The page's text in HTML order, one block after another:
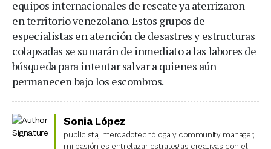
equipos internacionales de rescate ya aterrizaron
en territorio venezolano. Estos grupos de
especialistas en atención de desastres y estructuras
colapsadas se sumarán de inmediato a las labores de
búsqueda para intentar salvar a quienes aún
permanecen bajo los escombros.
Sonia López
publicista, mercadotecnóloga y community manager,
mi pasión es entrelazar estrategias creativas con el